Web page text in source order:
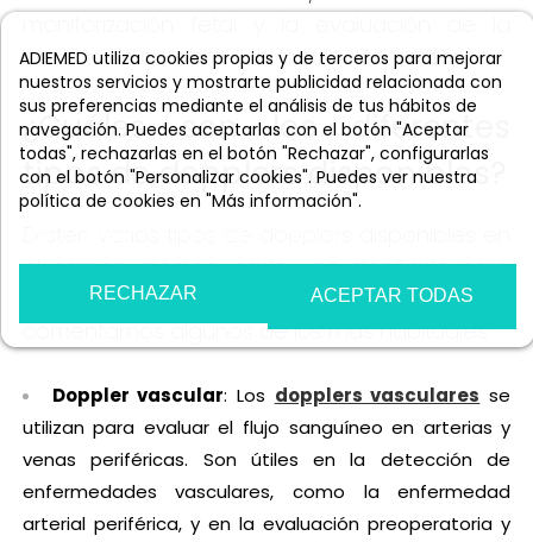
ADIEMED utiliza cookies propias y de terceros para mejorar
nuestros servicios y mostrarte publicidad relacionada con
sus preferencias mediante el análisis de tus hábitos de
navegación. Puedes aceptarlas con el botón "Aceptar
todas", rechazarlas en el botón "Rechazar", configurarlas
con el botón "Personalizar cookies". Puedes ver nuestra
política de cookies en "Más información".
RECHAZAR ACEPTAR TODAS
circulación cerebral y la circulación periférica.
¿Cuáles son los diferentes
tipos de dopplers disponibles?
el campo médico, cada uno diseñado para
aplicaciones específicas. A continuación,
comentamos algunos de los más habituales:
Doppler vascular: Los dopplers vasculares se
utilizan para evaluar el flujo sanguíneo en arterias y
venas periféricas. Son útiles en la detección de
enfermedades vasculares, como la enfermedad
arterial periférica, y en la evaluación preoperatoria y